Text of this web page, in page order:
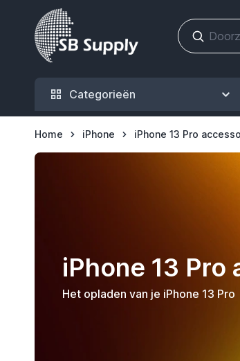
Ga naar de inhoud
Categorieën
Home iPhone iPhone 13 Pro
iPhone 13 Pro
Het opladen van je iPhone 13 Pro